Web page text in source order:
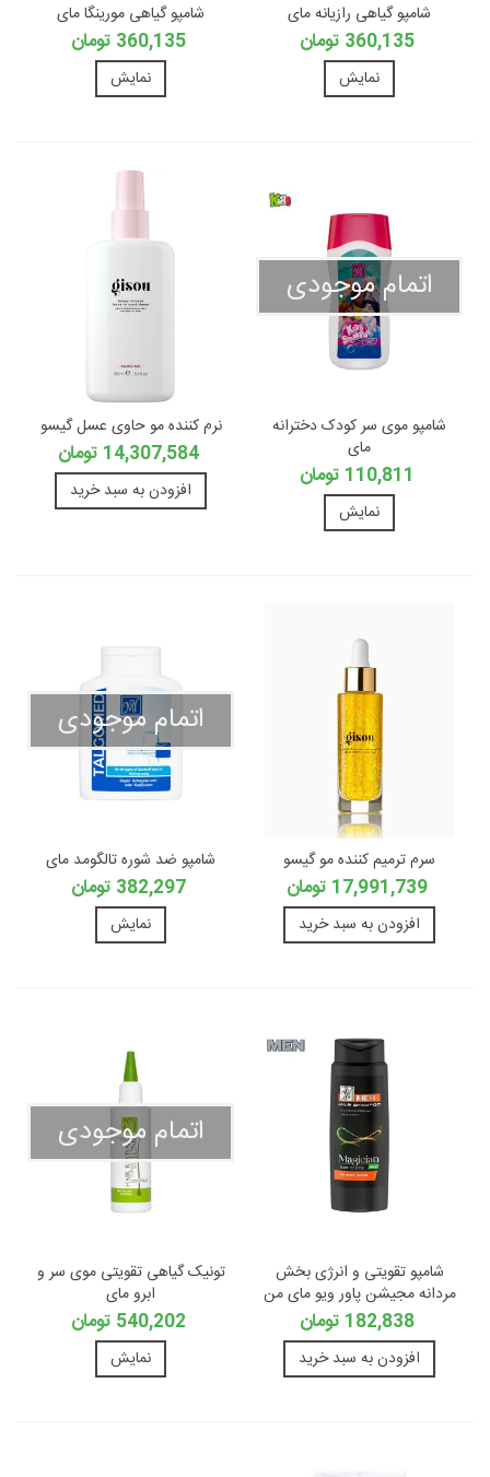
شامپو گیاهی رازیانه مای
360,135 تومان
نمایش
شامپو گیاهی مورینگا مای
360,135 تومان
نمایش
اتمام موجودی
شامپو موی سر کودک دخترانه
مای
110,811 تومان
نمایش
نرم کننده مو حاوی عسل گیسو
14,307,584 تومان
افزودن به سبد خرید
سرم ترمیم کننده مو گیسو
17,991,739 تومان
افزودن به سبد خرید
اتمام موجودی
شامپو ضد شوره تالگومد مای
382,297 تومان
نمایش
شامپو تقویتى و انرژى بخش
مردانه مجیشن پاور ویو ماى من
182,838 تومان
افزودن به سبد خرید
اتمام موجودی
تونیک گیاهی تقویتی موی سر و
ابرو مای
540,202 تومان
نمایش